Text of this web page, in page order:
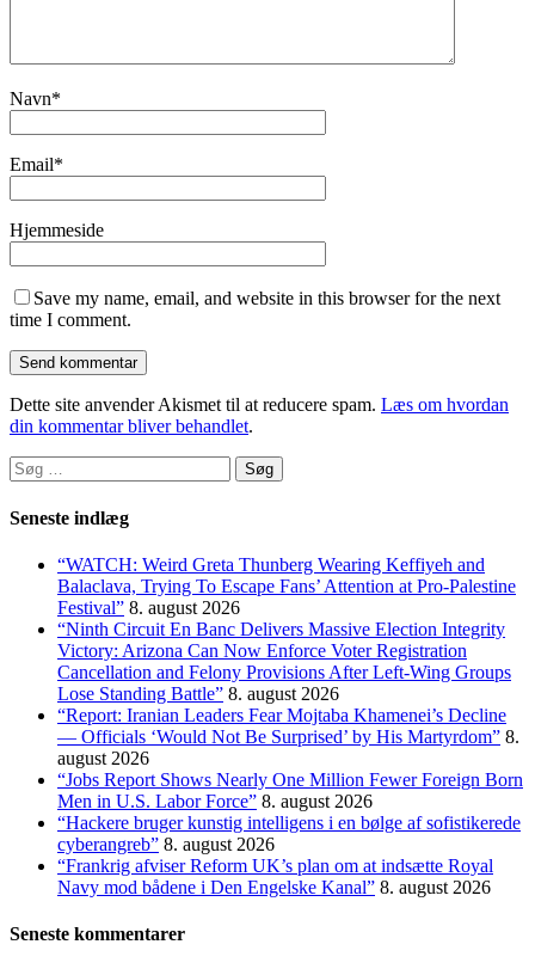
Navn*
Email*
Hjemmeside
Save my name, email, and website in this browser for the next
time I comment.
Dette site anvender Akismet til at reducere spam. Læs om hvordan
din kommentar bliver behandlet.
Søg
efter:
Seneste indlæg
“WATCH: Weird Greta Thunberg Wearing Keffiyeh and
Balaclava, Trying To Escape Fans’ Attention at Pro-Palestine
Festival” 8. august 2026
“Ninth Circuit En Banc Delivers Massive Election Integrity
Victory: Arizona Can Now Enforce Voter Registration
Cancellation and Felony Provisions After Left-Wing Groups
Lose Standing Battle” 8. august 2026
“Report: Iranian Leaders Fear Mojtaba Khamenei’s Decline
— Officials ‘Would Not Be Surprised’ by His Martyrdom” 8.
august 2026
“Jobs Report Shows Nearly One Million Fewer Foreign Born
Men in U.S. Labor Force” 8. august 2026
“Hackere bruger kunstig intelligens i en bølge af sofistikerede
cyberangreb” 8. august 2026
“Frankrig afviser Reform UK’s plan om at indsætte Royal
Navy mod bådene i Den Engelske Kanal” 8. august 2026
Seneste kommentarer